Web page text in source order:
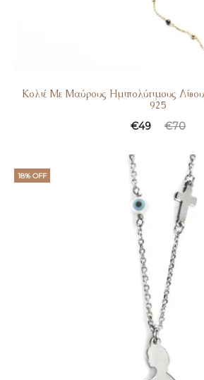
Κολιέ Με Μαύρους Ημιπολύτιμους
925
€70
€49
18% OFF